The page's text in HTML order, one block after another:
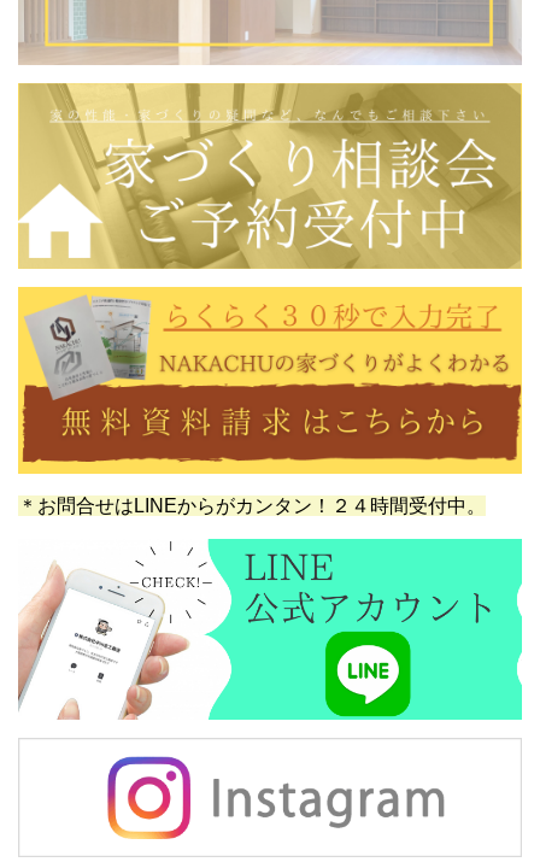
＊お問合せはLINEからがカンタン！２４時間受付中。